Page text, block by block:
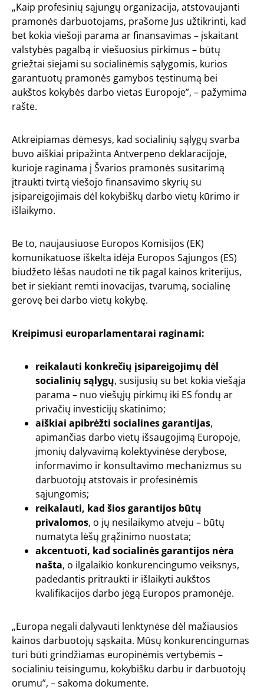
„Kaip profesinių sąjungų organizacija, atstovaujanti
pramonės darbuotojams, prašome Jus užtikrinti, kad
bet kokia viešoji parama ar finansavimas – įskaitant
valstybės pagalbą ir viešuosius pirkimus – būtų
griežtai siejami su socialinėmis sąlygomis, kurios
garantuotų pramonės gamybos tęstinumą bei
aukštos kokybės darbo vietas Europoje”, – pažymima
rašte.
Atkreipiamas dėmesys, kad socialinių sąlygų svarba
buvo aiškiai pripažinta Antverpeno deklaracijoje,
kurioje raginama į Švarios pramonės susitarimą
įtraukti tvirtą viešojo finansavimo skyrių su
įsipareigojimais dėl kokybiškų darbo vietų kūrimo ir
išlaikymo.
Be to, naujausiuose Europos Komisijos (EK)
komunikatuose iškelta idėja Europos Sąjungos (ES)
biudžeto lėšas naudoti ne tik pagal kainos kriterijus,
bet ir siekiant remti inovacijas, tvarumą, socialinę
gerovę bei darbo vietų kokybę.
Kreipimusi europarlamentarai raginami:
reikalauti konkrečių įsipareigojimų dėl
socialinių sąlygų, susijusių su bet kokia viešąja
parama – nuo viešųjų pirkimų iki ES fondų ar
privačių investicijų skatinimo;
aiškiai apibrėžti socialines garantijas,
apimančias darbo vietų išsaugojimą Europoje,
įmonių dalyvavimą kolektyvinėse derybose,
informavimo ir konsultavimo mechanizmus su
darbuotojų atstovais ir profesinėmis
sąjungomis;
reikalauti, kad šios garantijos būtų
privalomos, o jų nesilaikymo atveju – būtų
numatyta lėšų grąžinimo nuostata;
akcentuoti, kad socialinės garantijos nėra
našta, o ilgalaikio konkurencingumo veiksnys,
padedantis pritraukti ir išlaikyti aukštos
kvalifikacijos darbo jėgą Europos pramonėje.
„Europa negali dalyvauti lenktynėse dėl mažiausios
kainos darbuotojų sąskaita. Mūsų konkurencingumas
turi būti grindžiamas europinėmis vertybėmis –
socialiniu teisingumu, kokybišku darbu ir darbuotojų
orumu”, – sakoma dokumente.